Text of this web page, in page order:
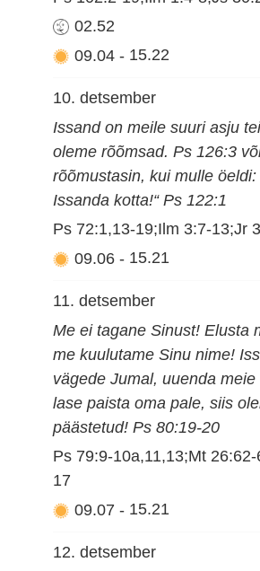
02.52
09.04 - 15.22
10. detsember
Issand on meile suuri asju
oleme rõõmsad. Ps 126:3
rõõmustasin, kui mulle öeldi:
Issanda kotta!“ Ps 122:1
Ps 72:1,13-19;Ilm 3:7-13;Jr
09.06 - 15.21
11. detsember
Me ei tagane Sinust! Elusta
me kuulutame Sinu nime!
vägede Jumal, uuenda meie
lase paista oma pale, siis
päästetud! Ps 80:19-20
Ps 79:9-10a,11,13;Mt
17
09.07 - 15.21
12. detsember